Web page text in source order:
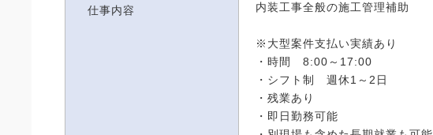
仕事内容 内装工事全般の施工管理補助
※大型案件支払い実績あり
・時間 8:00～17:00
・シフト制 週休1～2日
・残業あり
・即日勤務可能